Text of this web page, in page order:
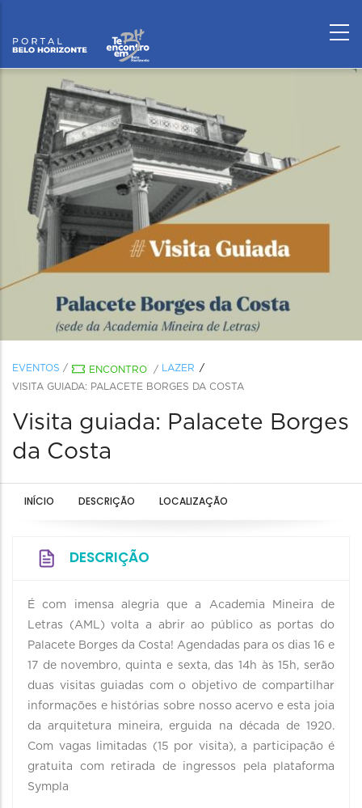
EVENTOS / ENCONTRO /
LAZER
VISITA GUIADA: PALACETE BORGES DA COSTA
Visita guiada: Palacete Borges
da Costa
INÍCIO DESCRIÇÃO LOCALIZAÇÃO
DESCRIÇÃO
É com imensa alegria que a Academia Mineira de
Letras (AML) volta a abrir ao público as portas do
Palacete Borges da Costa! Agendadas para os dias 16 e
17 de novembro, quinta e sexta, das 14h às 15h, serão
duas visitas guiadas com o objetivo de compartilhar
informações e histórias sobre nosso acervo e esta joia
da arquitetura mineira, erguida na década de 1920.
Com vagas limitadas (15 por visita), a participação é
gratuita com retirada de ingressos pela plataforma
Sympla